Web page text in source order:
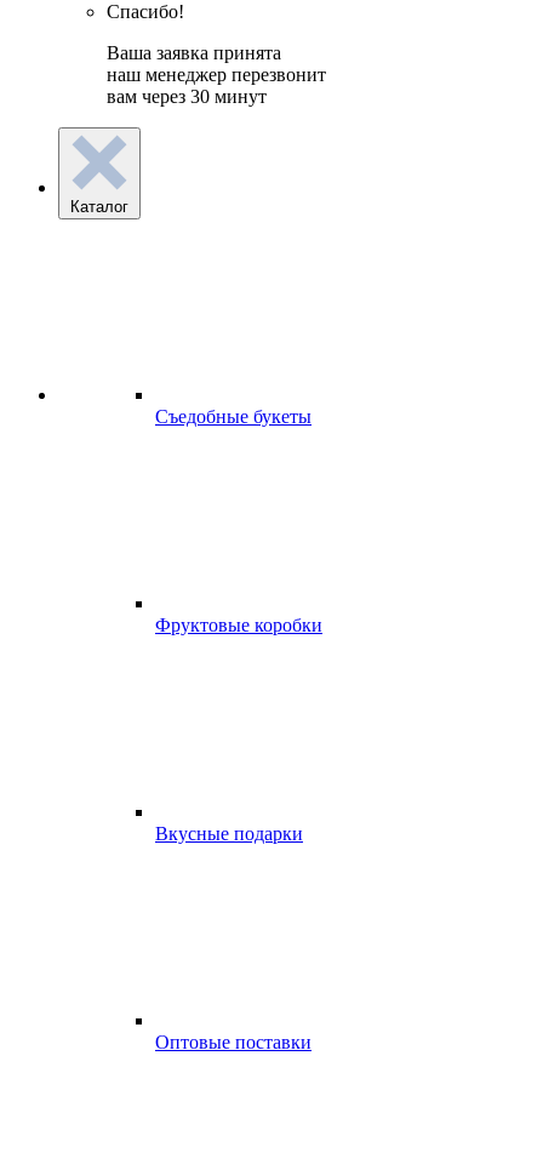
Спасибо!
Ваша заявка принята
наш менеджер перезвонит
вам через 30 минут
Каталог
Съедобные букеты
Фруктовые коробки
Вкусные подарки
Оптовые поставки